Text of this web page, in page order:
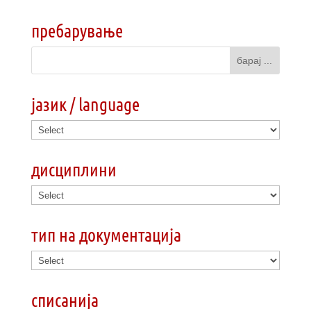
пребарување
јазик / language
дисциплини
тип на документација
списанија